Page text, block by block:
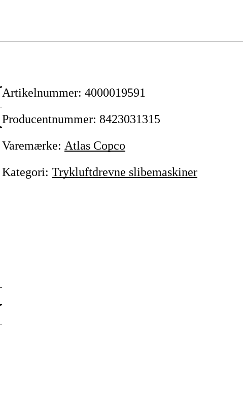
Artikelnummer: 4000019591
Producentnummer: 8423031315
Varemærke: Atlas Copco
Kategori: Trykluftdrevne slibemaskiner